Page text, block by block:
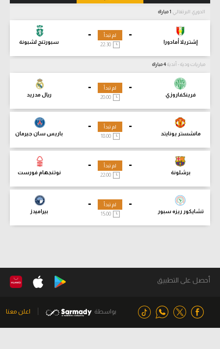
الدوري البرتغالي
-
إشتريلا أمادورا
-
سبورتنج لشبونة
لم تبدأ
مباريات ودية - أندية
-
فرينكفاروزي
-
ريال مدريد
لم تبدأ
-
مانشستر يونايتد
-
باريس سان جيرمان
لم تبدأ
18:00
-
برشلونة
-
نوتنجهام فورست
لم تبدأ
-
تشايكور ريزه سبور
-
بيراميدز
لم تبدأ
15:00
أحصل على التطبيق
بواسطة اعلن معنا